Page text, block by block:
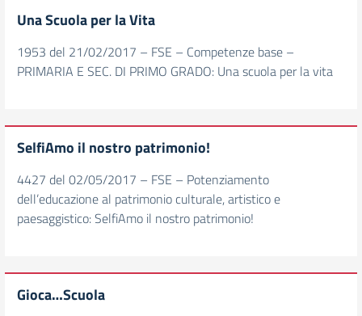
Una Scuola per la Vita
1953 del 21/02/2017 – FSE – Competenze base –
PRIMARIA E SEC. DI PRIMO GRADO: Una scuola per la vita
SelfiAmo il nostro patrimonio!
4427 del 02/05/2017 – FSE – Potenziamento
dell’educazione al patrimonio culturale, artistico e
paesaggistico: SelfiAmo il nostro patrimonio!
Gioca…Scuola